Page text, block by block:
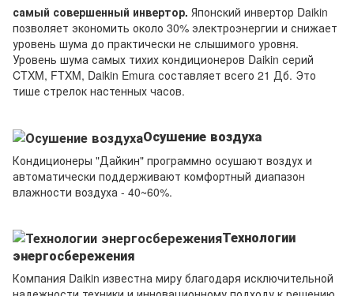
самый совершенный инвертор. Японский инвертор Daikin
позволяет экономить около 30% электроэнергии и снижает
уровень шума до практически не слышимого уровня.
Уровень шума самых тихих кондиционеров Daikin серий
CTXM, FTXM, Daikin Emura составляет всего 21 Дб. Это
тише стрелок настенных часов.
Осушение воздуха
Кондиционеры "Дайкин" программно осушают воздух и
автоматически поддерживают комфортный диапазон
влажности воздуха - 40~60%.
Технологии
энергосбережения
Компания Daikin известна миру благодаря исключительной